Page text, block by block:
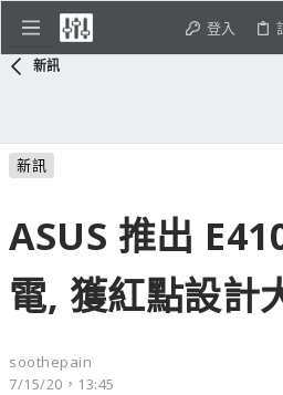
登入
新訊
新訊
ASUS 推出
電, 獲紅點設計
soothepain
7/15/20，13:45